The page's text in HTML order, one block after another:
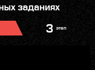
заданиях
3 этап